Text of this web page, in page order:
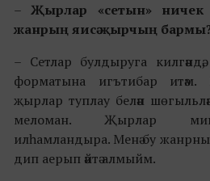
–Җырлар «сетын» ничек
жанрың яисә җырчың
– Сетлар булдыруга
форматына игътибар итәм.
җырлар туплау белән
меломан. Җырлар
илһамландыра. Менә бу
дип аерып әйтә алмыйм.